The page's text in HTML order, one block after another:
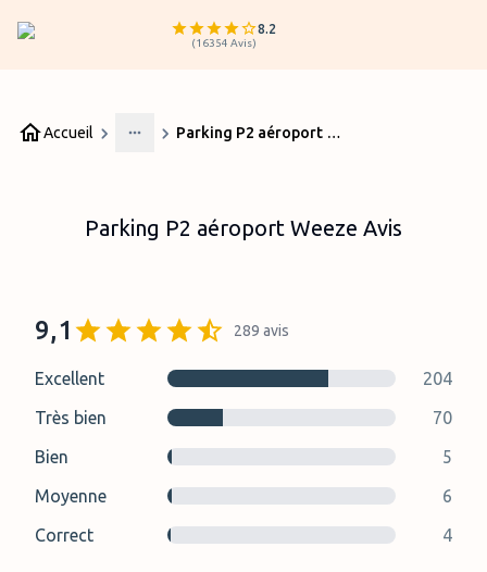
8.2
(16354 Avis)
Accueil
More
Parking P2 aéroport Weeze Avis
Parking P2 aéroport Weeze Avis
9,1 289 avis
Excellent
204
Très bien
70
Bien
5
Moyenne
6
Correct
4